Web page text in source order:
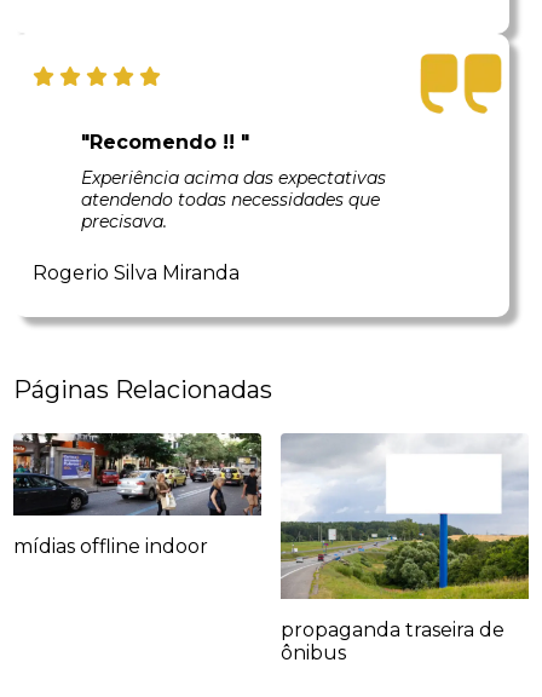
"Recomendo !! "
Experiência acima das expectativas
atendendo todas necessidades que
precisava.
Rogerio Silva Miranda
Páginas Relacionadas
mídias offline indoor
propaganda traseira de
ônibus